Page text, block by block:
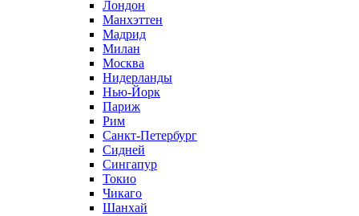
Лондон
Манхэттен
Мадрид
Милан
Москва
Нидерланды
Нью-Йорк
Париж
Рим
Санкт-Петербург
Сидней
Сингапур
Токио
Чикаго
Шанхай